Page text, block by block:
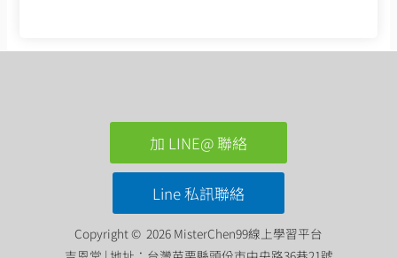
加 LINE@ 聯絡
Line 私訊聯絡
Copyright © 2026 MisterChen99線上學習平台